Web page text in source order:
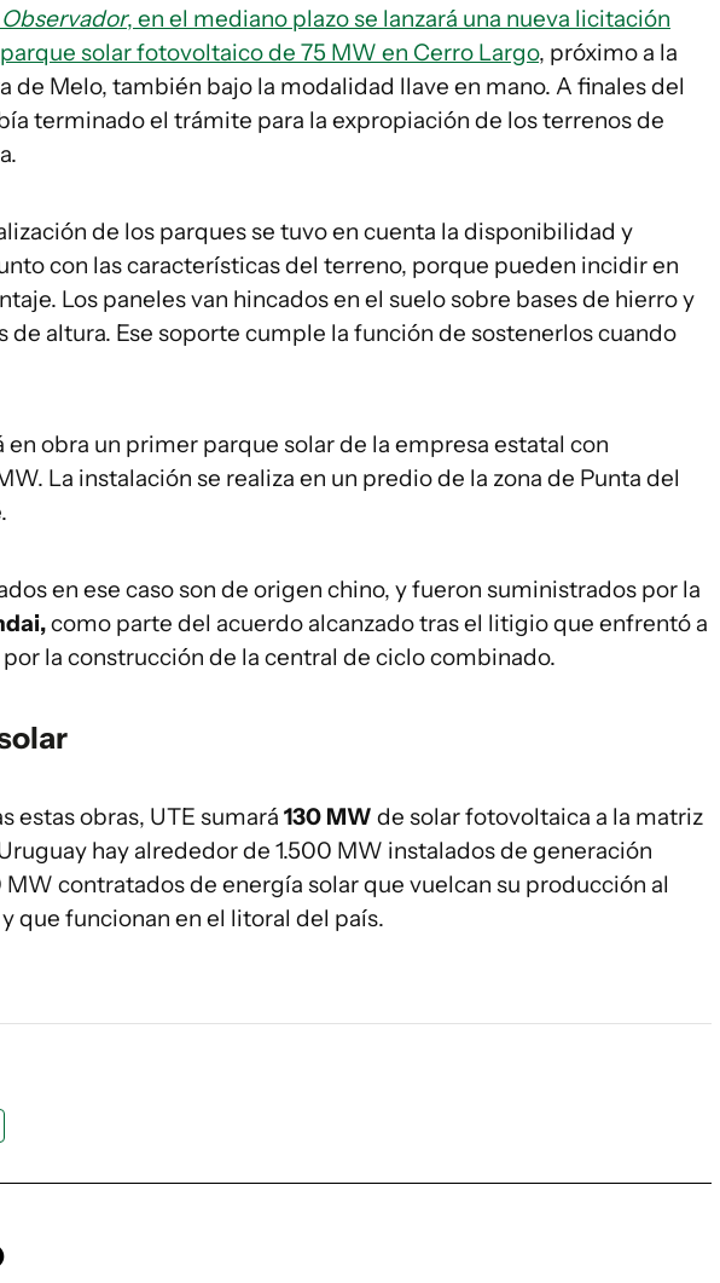
, en el mediano plazo se lanzará una nueva licitación
solar fotovoltaico de 75 MW en Cerro Largo, próximo a la
de Melo, también bajo la modalidad llave en mano. A finales del
terminado el trámite para la expropiación de los terrenos de
de los parques se tuvo en cuenta la disponibilidad y
con las características del terreno, porque pueden incidir en
Los paneles van hincados en el suelo sobre bases de hierro y
de altura. Ese soporte cumple la función de sostenerlos cuando
obra un primer parque solar de la empresa estatal con
La instalación se realiza en un predio de la zona de Punta del
en ese caso son de origen chino, y fueron suministrados por la
como parte del acuerdo alcanzado tras el litigio que enfrentó a
la construcción de la central de ciclo combinado.
estas obras, UTE sumará 130 MW de solar fotovoltaica a la matriz
hay alrededor de 1.500 MW instalados de generación
MW contratados de energía solar que vuelcan su producción al
que funcionan en el litoral del país.